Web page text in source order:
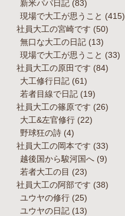
新米パパ日記 (83)
現場で大工が思うこと (415)
社員大工の宮崎です (50)
無口な大工の日記 (13)
現場で大工が思うこと (33)
社員大工の原田です (84)
大工修行日記 (61)
若者目線で日記 (19)
社員大工の篠原です (26)
大工&左官修行 (22)
野球狂の詩 (4)
社員大工の岡本です (33)
越後国から駿河国へ (9)
若者大工の目 (23)
社員大工の阿部です (38)
ユウヤの修行 (25)
ユウヤの日記 (13)